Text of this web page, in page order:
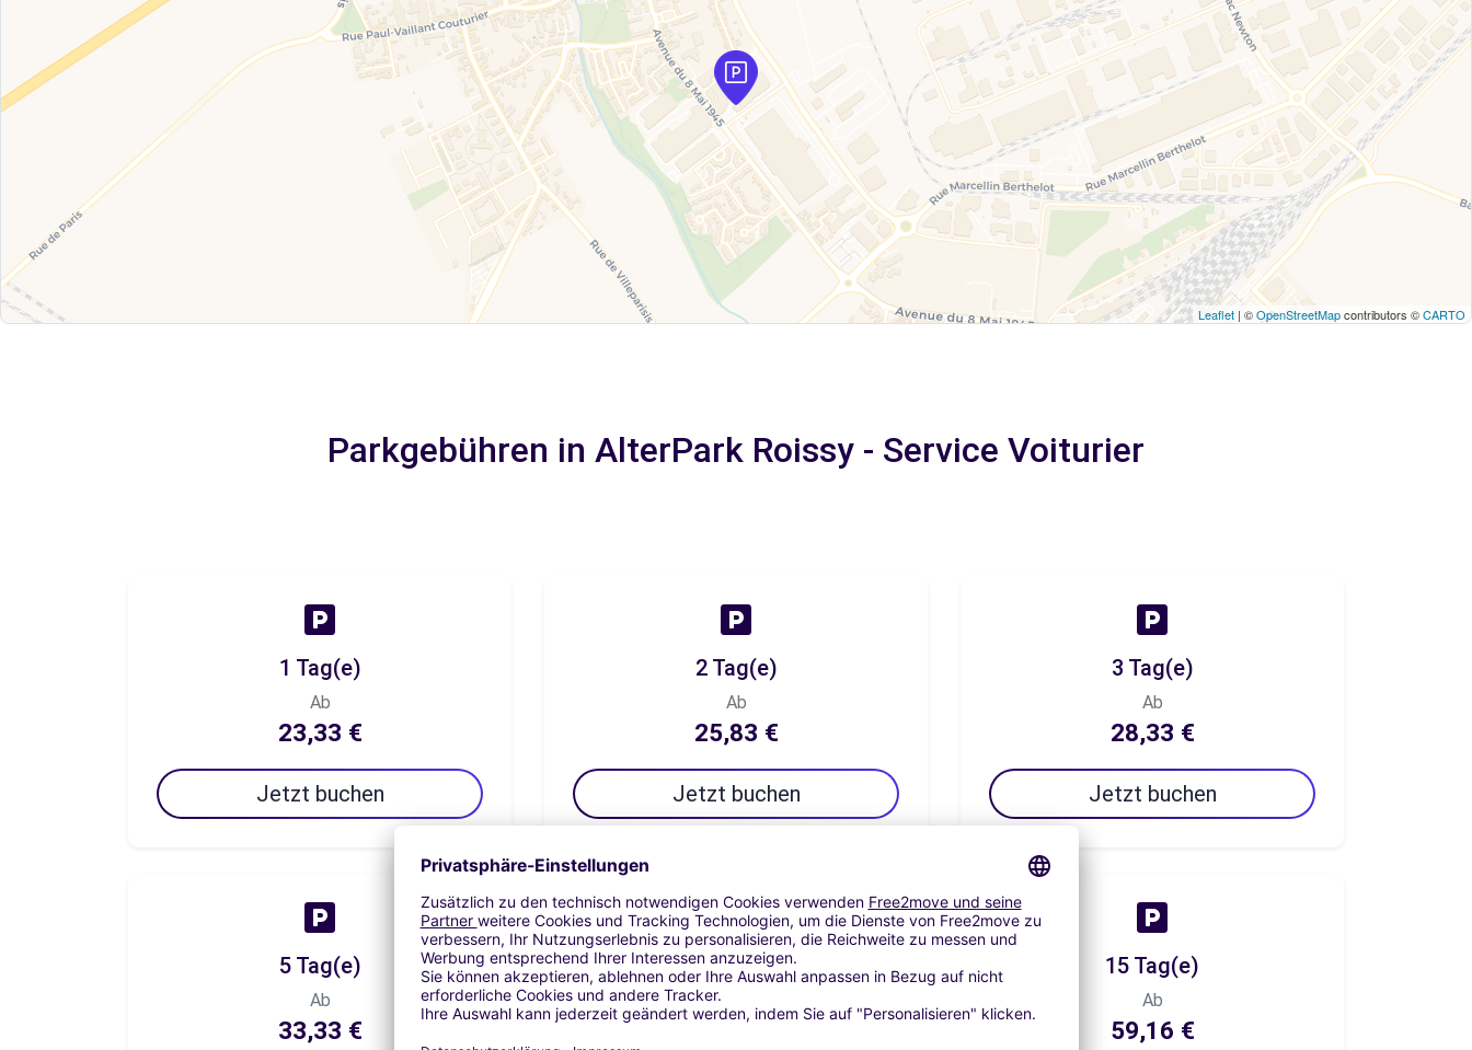
Leaflet | ©OpenStreetMapcontributors ©CARTO
Parkgebühren in AlterPark Roissy - Service Voiturier
1 Tag(e)
Ab
23,33 €
Jetzt buchen
2 Tag(e)
Ab
25,83 €
Jetzt buchen
3 Tag(e)
Ab
28,33 €
Jetzt buchen
5 Tag(e)
Ab
33,33 €
7 Tag(e)
39,99 €
15 Tag(e)
Ab
59,16 €